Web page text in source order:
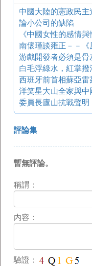
中國大陸的憲政民主
論小公司的缺陷
《中國女性的感情
南懷瑾談雍正－－《
游戲開發者必須是骨
白毛浮綠水，紅掌撥
西班牙前首相蘇亞
洋笑星大山全家與
委員長廬山抗戰聲明
評論集
暫無評論。
稱謂：
内容：
驗證：